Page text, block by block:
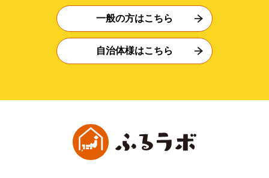
一般の方はこちら
自治体様はこちら